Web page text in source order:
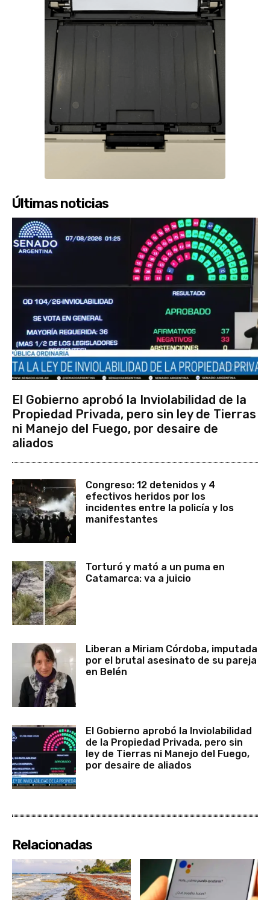
Últimas noticias
El Gobierno aprobó la Inviolabilidad de la
Propiedad Privada, pero sin ley de Tierras
ni Manejo del Fuego, por desaire de
aliados
Congreso: 12 detenidos y 4
efectivos heridos por los
incidentes entre la policía y los
manifestantes
Torturó y mató a un puma en
Catamarca: va a juicio
Liberan a Miriam Córdoba, imputada
por el brutal asesinato de su pareja
en Belén
El Gobierno aprobó la Inviolabilidad
de la Propiedad Privada, pero sin
ley de Tierras ni Manejo del Fuego,
por desaire de aliados
Relacionadas